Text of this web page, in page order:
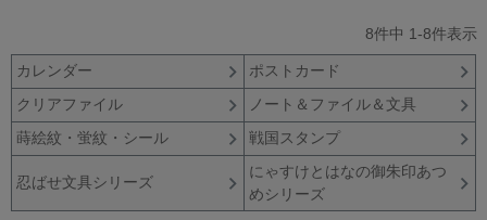
8件中 1-8件表示
カレンダー
ポストカード
クリアファイル
ノート＆ファイル＆文具
蒔絵紋・蛍紋・シール
戦国スタンプ
忍ばせ文具シリーズ
にゃすけとはなの御朱印あつ
めシリーズ